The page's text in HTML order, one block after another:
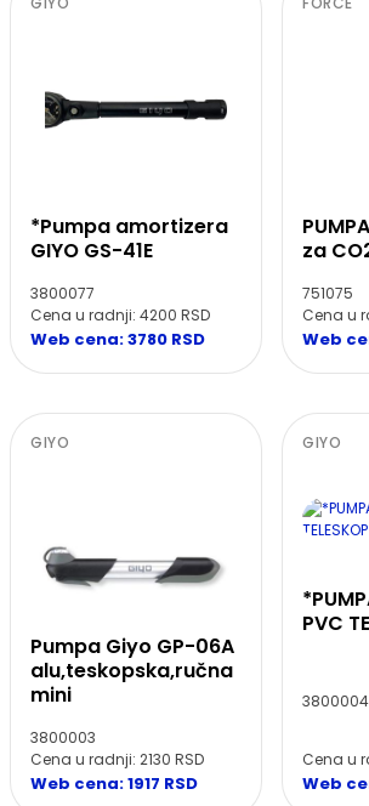
*Pumpa amortizera
GIYO GS-41E
3800077
Cena u radnji: 4200 RSD
Web cena: 3780 RSD
za
751075
Cena u
Web
GIYO
Pumpa Giyo GP-06A
alu,teskopska,ručna
mini
3800003
Cena u radnji: 2130 RSD
Web cena: 1917 RSD
GIYO
PVC
3800004
Cena u
Web